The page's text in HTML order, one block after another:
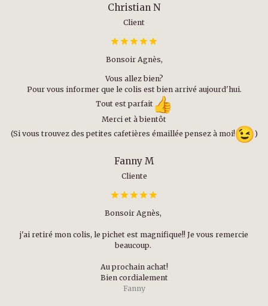
Christian N
Client
Bonsoir Agnès,
Vous allez bien?
Pour vous informer que le colis est bien arrivé aujourd'hui.
Tout est parfait
Merci et à bientôt
(Si vous trouvez des petites cafetières émaillée pensez à moi!
)
Fanny M
Cliente
Bonsoir Agnès,
j'ai retiré mon colis, le pichet est magnifique!! Je vous remercie
beaucoup.
Au prochain achat!
Bien cordialement
Fanny